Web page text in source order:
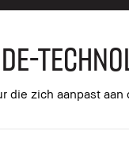
zich aanpast aan